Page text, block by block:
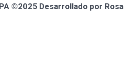
©2025 Desarrollado por Rosa